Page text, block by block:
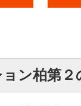
ン柏第２